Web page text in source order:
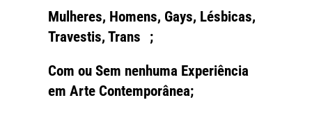
for:
Mulheres, Homens, Gays, Lésbicas,
Travestis, Trans ;
Com ou Sem nenhuma Experiência
em Arte Contemporânea;